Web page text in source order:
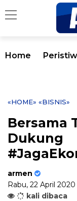
Home
«HOME» «BISNIS»
Bersama
Dukung
armen
Rabu, 22 April 2020
kali dibaca